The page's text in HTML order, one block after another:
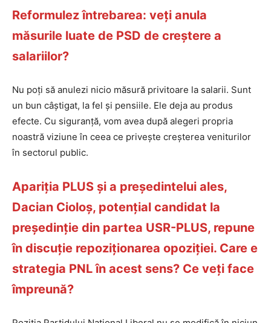
Reformulez întrebarea: veți anula
măsurile luate de PSD de creștere a
salariilor?
Nu poți să anulezi nicio măsură privitoare la salarii. Sunt
un bun câștigat, la fel și pensiile. Ele deja au produs
efecte. Cu siguranță, vom avea după alegeri propria
noastră viziune în ceea ce privește creșterea veniturilor
în sectorul public.
Apariția PLUS și a președintelui ales,
Dacian Cioloș, potențial candidat la
președinție din partea USR-PLUS, repune
în discuție repoziționarea opoziției. Care e
strategia PNL în acest sens? Ce veți face
împreună?